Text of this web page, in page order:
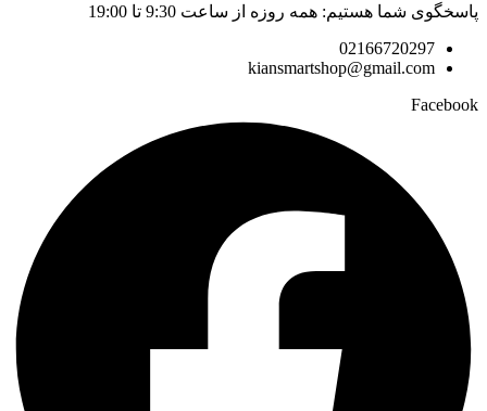
پاسخگوی شما هستیم: همه روزه از ساعت 9:30 تا 19:00
02166720297
kiansmartshop@gmail.com
Facebook